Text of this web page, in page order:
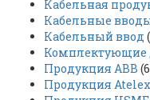
Кабельная
Кабельные
Кабельный ввод
Комплектующие
Продукция ABB
Продукция Atelex